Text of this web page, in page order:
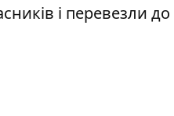
і перевезли до